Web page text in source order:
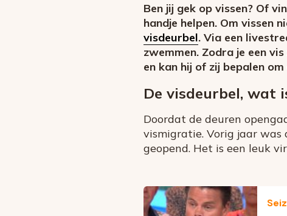
Ben jij gek op vissen? Of
handje helpen. Om vissen
visdeurbel. Via een
zwemmen. Zodra je een
en kan hij of zij bepalen
De visdeurbel, wat
Doordat de deuren
vismigratie. Vorig jaar was
geopend. Het is een leuk